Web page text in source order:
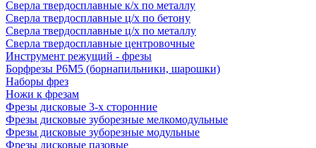
Сверла твердосплавные к/х по металлу
Сверла твердосплавные ц/х по бетону
Сверла твердосплавные ц/х по металлу
Сверла твердосплавные центровочные
Инструмент режущий - фрезы
Борфрезы Р6М5 (борнапильники, шарошки)
Наборы фрез
Ножи к фрезам
Фрезы дисковые 3-х сторонние
Фрезы дисковые зуборезные мелкомодульные
Фрезы дисковые зуборезные модульные
Фрезы дисковые пазовые